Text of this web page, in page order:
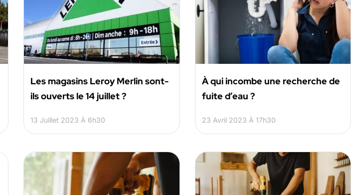
Les magasins Leroy Merlin sont-
ils ouverts le 14 juillet ?
13 Juillet 2023 À 6h30
À qui incombe une recherche de
fuite d’eau ?
23 Avril 2023 À 17h30